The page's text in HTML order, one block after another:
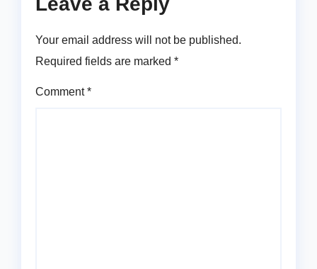
Your email address will not be published.
Required fields are marked *
Comment*